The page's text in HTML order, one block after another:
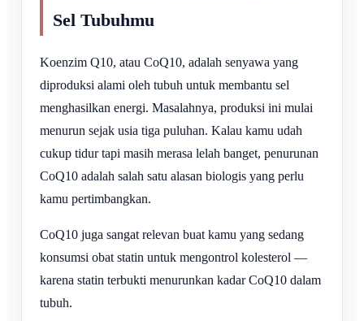
Sel Tubuhmu
Koenzim Q10, atau CoQ10, adalah senyawa yang
diproduksi alami oleh tubuh untuk membantu sel
menghasilkan energi. Masalahnya, produksi ini mulai
menurun sejak usia tiga puluhan. Kalau kamu udah
cukup tidur tapi masih merasa lelah banget, penurunan
CoQ10 adalah salah satu alasan biologis yang perlu
kamu pertimbangkan.
CoQ10 juga sangat relevan buat kamu yang sedang
konsumsi obat statin untuk mengontrol kolesterol —
karena statin terbukti menurunkan kadar CoQ10 dalam
tubuh.